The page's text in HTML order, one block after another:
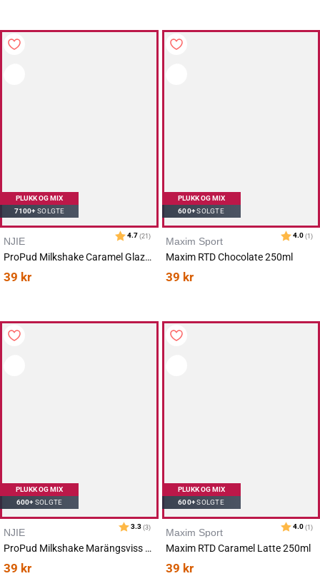
Karakter: av 5 mulige
PLUKK OG MIX
7100+SOLGTE
NJIE
ProPud Milkshake Caramel Glazed Bananas 330ml
39 kr
PLUKK OG MIX
600+SOLGTE
Maxim Sport
Maxim RTD Chocolate 250ml
39 kr
PLUKK OG MIX
600+SOLGTE
NJIE
ProPud Milkshake Marängsviss 330ml
39 kr
PLUKK OG MIX
600+SOLGTE
Maxim Sport
Maxim RTD Caramel Latte 250ml
39 kr